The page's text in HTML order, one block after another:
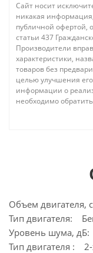
Сайт носит
никакая
публичной офертой,
статьи 437
Производители
характеристики,
товаров без
целью улучшения
информации о
необходимо
Объем
Тип двигателя:
Уровень шума,
Тип двигателя :